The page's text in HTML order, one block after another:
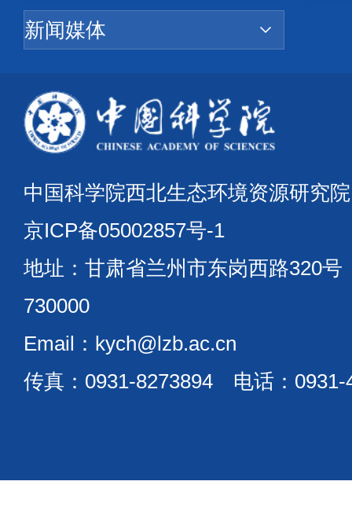
中国科学院西北生态环境资源研
京ICP备05002857号-1
地址：甘肃省兰州市东岗西路
730000
Email：kych@lzb.ac.cn
传真：0931-8273894 电话：0931-